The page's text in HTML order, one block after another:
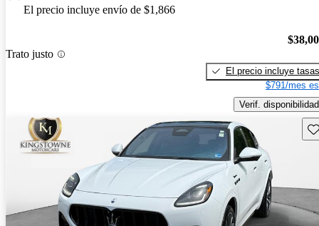
El precio incluye envío de $1,866
Trato justo
El precio incluye tasas
$791/mes
Verif. disponibilidad